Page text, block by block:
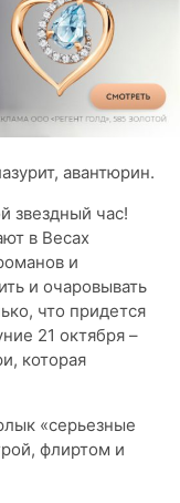
авантюрин.
звездный час!
в Весах
и
и очаровывать
что придется
21 октября –
которая
«серьезные
флиртом и